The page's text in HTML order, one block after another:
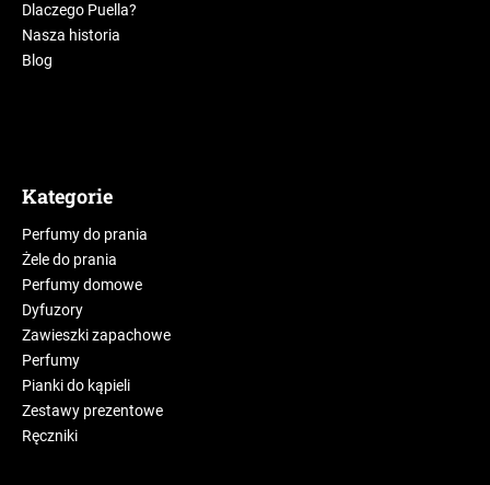
Dlaczego Puella?
Nasza historia
Blog
Kategorie
Perfumy do prania
Żele do prania
Perfumy domowe
Dyfuzory
Zawieszki zapachowe
Perfumy
Pianki do kąpieli
Zestawy prezentowe
Ręczniki